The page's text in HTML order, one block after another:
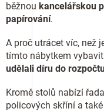
běžnou kancelářskou
papírování.
A proč utrácet víc, než
tímto nábytkem
udělali díru do
Kromě stolů nabízí
policových skříní a také